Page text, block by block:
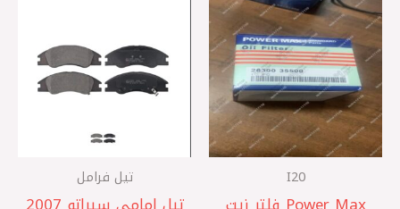
I20 تيل فرامل